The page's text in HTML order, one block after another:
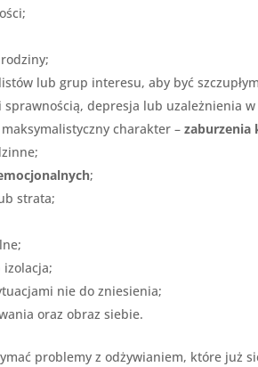
lub grup interesu, aby być
sprawnością, depresja lub uzależnienia
charakter –zaburzenia
;
strata;
nie do zniesienia;
oraz obraz siebie.
problemy z odżywianiem, które już